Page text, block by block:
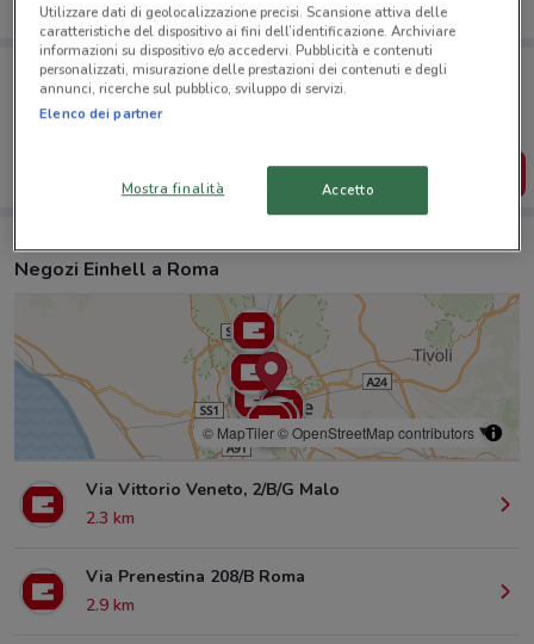
Porta DoveConviene sempre con te!
Puoi trovare le migliori offerte dei negozi vicino a te,
salvarle e creare la tua lista del risparmio, comodamente
SCARICA L’APP
Negozi Einhell a Roma
© MapTiler© OpenStreetMap contributors
Via Vittorio Veneto, 2/B/G Malo
2.3 km
Via Prenestina 208/B Roma
2.9 km
Utilizzare dati di geolocalizzazione precisi. Scansione attiva delle
caratteristiche del dispositivo ai fini dell’identificazione. Archiviare
informazioni su dispositivo e/o accedervi. Pubblicità e contenuti
personalizzati, misurazione delle prestazioni dei contenuti e degli
annunci, ricerche sul pubblico, sviluppo di servizi.
Elenco dei partner
Mostra finalità Accetto